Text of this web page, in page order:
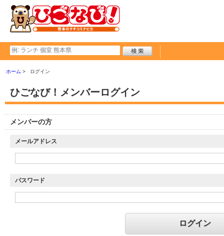
ホーム ログイン
ひごなび！メンバーログイン
メンバーの方
メールアドレス
パスワード